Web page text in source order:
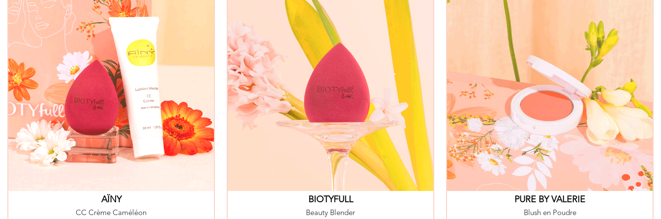
AÏNY
CC Crème Caméléon
BIOTYFULL
Beauty Blender
PURE BY VALERIE
Blush en Poudre